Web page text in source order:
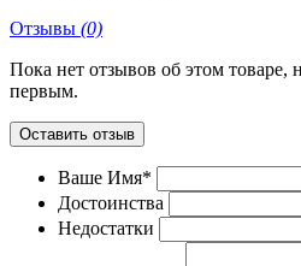
Отзывы (0)
Пока нет отзывов об этом
первым.
Оставить отзыв
Ваше Имя*
Достоинства
Недостатки